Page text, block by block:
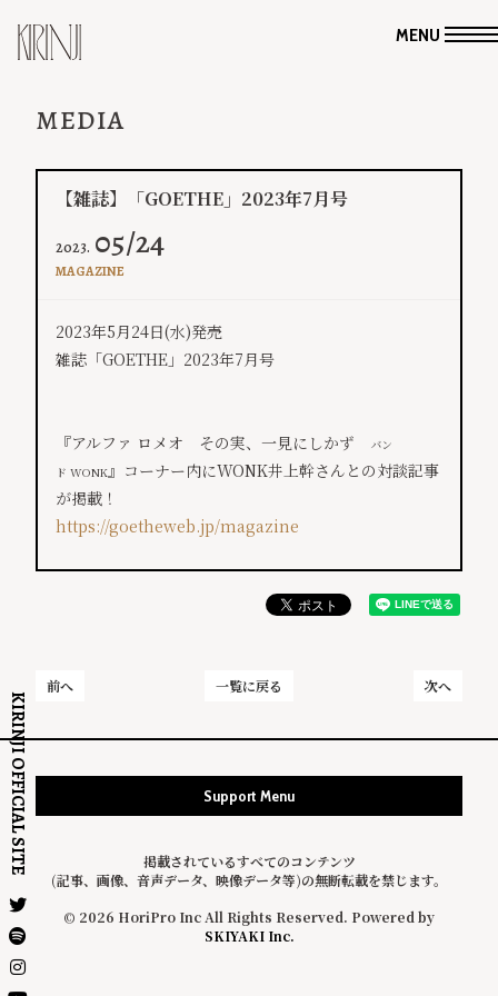
MENU
KIRINJI OFFICIAL SITE
MEDIA
【雑誌】「GOETHE」2023年7月号
2023. 05/24
MAGAZINE
​2023年5月24日(水)発売
雑誌「GOETHE」2023年7月号
​『アルファ ロメオ その実、一見にしかず
バン
ド WONK』コーナー内にWONK井上幹さんとの対談記事
が掲載！
https://goetheweb.jp/magazine
前へ 一覧に戻る 次へ
Support Menu
掲載されているすべてのコンテンツ
(記事、画像、音声データ、映像データ等)の無断転載を禁じます。
© 2026 HoriPro Inc All Rights Reserved. Powered by
SKIYAKI Inc.